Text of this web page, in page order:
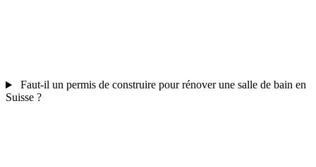
Faut-il un permis de construire pour rénover une salle de bain en
Suisse ?